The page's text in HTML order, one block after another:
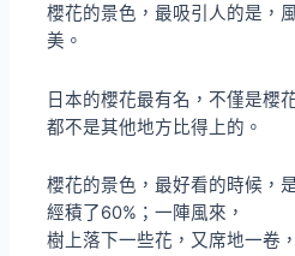
櫻花的景色，最吸引人的是，
美。
日本的櫻花最有名，不僅是櫻
都不是其他地方比得上的。
櫻花的景色，最好看的時候，
經積了60%；一陣風來，
樹上落下一些花，又席地一卷